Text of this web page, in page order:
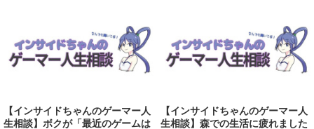
【インサイドちゃんのゲーマー人
生相談】ボクが「最近のゲームは
【インサイドちゃんのゲーマー人
生相談】森での生活に疲れました